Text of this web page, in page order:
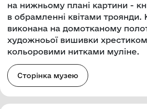
на нижньому плані картини -
в обрамленні квітами троянди.
виконана на домотканому
художноьої вишивки
кольоровими нитками муліне.
Сторінка музею